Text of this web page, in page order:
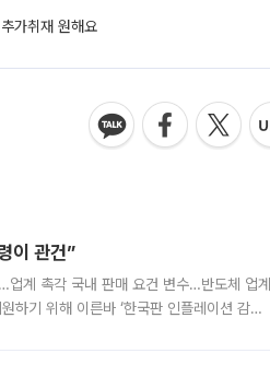
추가취재 원해요
이 관건”
업계 촉각 국내 판매 요건 변수…반도체 업계
하기 위해 이른바 ‘한국판 인플레이션 감축